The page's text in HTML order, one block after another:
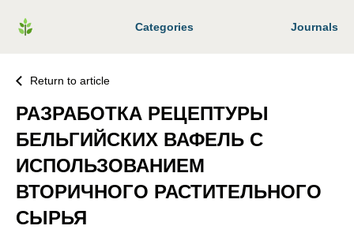
Categories Journals
Return to article
РАЗРАБОТКА РЕЦЕПТУРЫ
БЕЛЬГИЙСКИХ ВАФЕЛЬ С
ИСПОЛЬЗОВАНИЕМ
ВТОРИЧНОГО РАСТИТЕЛЬНОГО
СЫРЬЯ